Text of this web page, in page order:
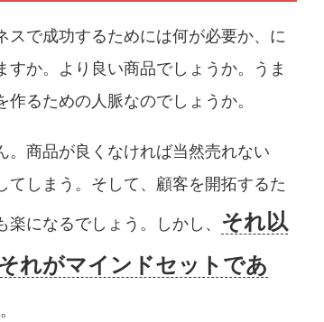
スで成功するためには何が必要か、に
か。より良い商品でしょうか。うま
るための人脈なのでしょうか。
。商品が良くなければ当然売れない
てしまう。そして、顧客を開拓するた
になるでしょう。しかし、 それ以
れがマインドセットであ